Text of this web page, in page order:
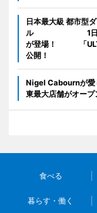
日本最大級 都市型
ル 1日目に
が登場！ 「
公開！
Nigel Cabournが愛
東最大店舗がオープ
食べる
暮らす・働く